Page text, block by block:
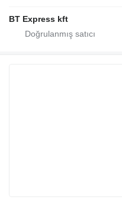
BT Express kft